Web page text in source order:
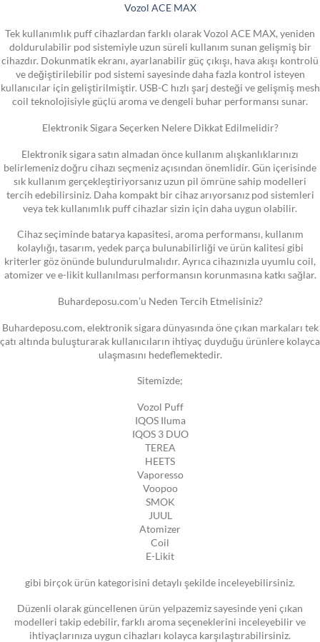
Vozol ACE MAX
Tek kullanımlık puff cihazlardan farklı olarak Vozol ACE MAX, yeniden
doldurulabilir pod sistemiyle uzun süreli kullanım sunan gelişmiş bir
cihazdır. Dokunmatik ekranı, ayarlanabilir güç çıkışı, hava akışı kontrolü
ve değiştirilebilir pod sistemi sayesinde daha fazla kontrol isteyen
kullanıcılar için geliştirilmiştir. USB-C hızlı şarj desteği ve gelişmiş mesh
coil teknolojisiyle güçlü aroma ve dengeli buhar performansı sunar.
Elektronik Sigara Seçerken Nelere Dikkat Edilmelidir?
Elektronik sigara satın almadan önce kullanım alışkanlıklarınızı
belirlemeniz doğru cihazı seçmeniz açısından önemlidir. Gün içerisinde
sık kullanım gerçekleştiriyorsanız uzun pil ömrüne sahip modelleri
tercih edebilirsiniz. Daha kompakt bir cihaz arıyorsanız pod sistemleri
veya tek kullanımlık puff cihazlar sizin için daha uygun olabilir.
Cihaz seçiminde batarya kapasitesi, aroma performansı, kullanım
kolaylığı, tasarım, yedek parça bulunabilirliği ve ürün kalitesi gibi
kriterler göz önünde bulundurulmalıdır. Ayrıca cihazınızla uyumlu coil,
atomizer ve e-likit kullanılması performansın korunmasına katkı sağlar.
Buhardeposu.com’u Neden Tercih Etmelisiniz?
Buhardeposu.com, elektronik sigara dünyasında öne çıkan markaları tek
çatı altında buluşturarak kullanıcıların ihtiyaç duyduğu ürünlere kolayca
ulaşmasını hedeflemektedir.
Sitemizde;
Vozol Puff
IQOS Iluma
IQOS 3 DUO
TEREA
HEETS
Vaporesso
Voopoo
SMOK
JUUL
Atomizer
Coil
E-Likit
gibi birçok ürün kategorisini detaylı şekilde inceleyebilirsiniz.
Düzenli olarak güncellenen ürün yelpazemiz sayesinde yeni çıkan
modelleri takip edebilir, farklı aroma seçeneklerini inceleyebilir ve
ihtiyaçlarınıza uygun cihazları kolayca karşılaştırabilirsiniz.